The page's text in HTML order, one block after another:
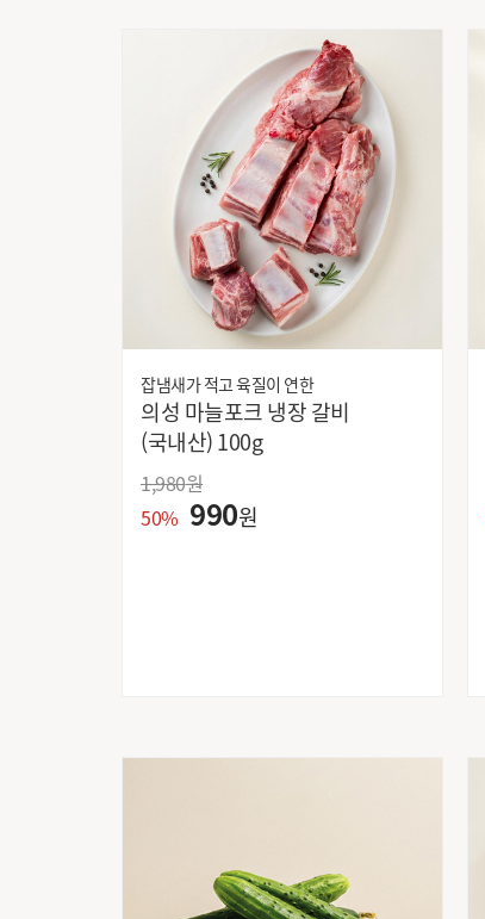
상온
원산지
국내산
미국산
원산지 별도
호주산
동서식품
잡냄새가 적고 육질이 연한
의성 마늘포크 냉장 갈비
(국내산) 100g
1,980원
50% 990원